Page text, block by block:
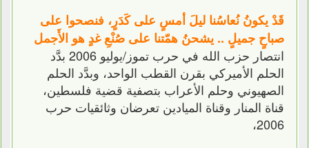
قَدْ يكونُ نُعاسُنا ليلَ أمسٍ على كَدَرٍ، فنصحوا على
صباحٍ جميلٍ .. يشحنُ همّتنا على صُنْعِ غدٍ هو الأَجمل
انتصار حزب الله في حرب تموز/يوليو 2006 بدَّد
الحلم الأميركي بقرن القطب الواحد، وبدَّد الحلم
الصهيوني وحلم الأعراب بتصفية قضية فلسطين،
قناة المنار وقناة الميادين تعرضان وثائقيات حرب
2006،